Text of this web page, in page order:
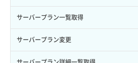
ロール作成
ロール削除
ロール更新
ボリューム削除
ボリューム更新
ボリューム詳細一覧取得
サーバープラン一覧取得
サーバープラン変更